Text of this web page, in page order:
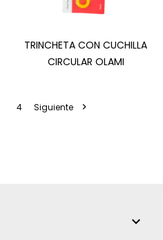
TRINCHETA CON CUCHILLA
CIRCULAR OLAMI
4 Siguiente 
